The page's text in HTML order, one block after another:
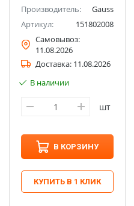
Производитель:
Gauss
Артикул:
151802008
Самовывоз:
11.08.2026
Доставка: 11.08.2026
В наличии
шт
В КОРЗИНУ
КУПИТЬ В 1 КЛИК